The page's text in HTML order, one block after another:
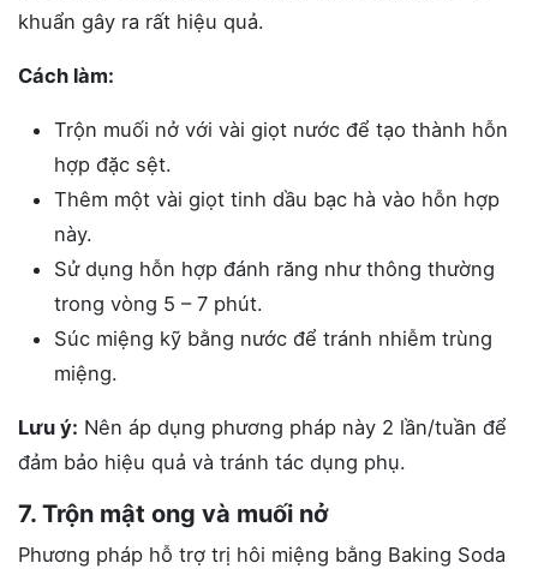
khuẩn gây ra rất hiệu quả.
Cách làm:
Trộn muối nở với vài giọt nước để tạo thành hỗn
hợp đặc sệt.
Thêm một vài giọt tinh dầu bạc hà vào hỗn hợp
này.
Sử dụng hỗn hợp đánh răng như thông thường
trong vòng 5 – 7 phút.
Súc miệng kỹ bằng nước để tránh nhiễm trùng
miệng.
Lưu ý: Nên áp dụng phương pháp này 2 lần/tuần để
đảm bảo hiệu quả và tránh tác dụng phụ.
7. Trộn mật ong và muối nở
Phương pháp hỗ trợ trị hôi miệng bằng Baking Soda